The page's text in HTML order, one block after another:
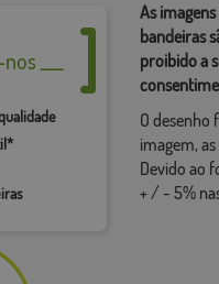
___
As
bandeiras
proibido a
O
imagem,
Devido ao
+ / - 5%